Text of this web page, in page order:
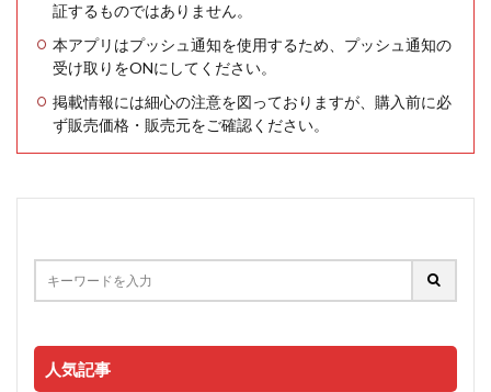
証するものではありません。
本アプリはプッシュ通知を使用するため、プッシュ通知の
受け取りをONにしてください。
掲載情報には細心の注意を図っておりますが、購入前に必
ず販売価格・販売元をご確認ください。
人気記事